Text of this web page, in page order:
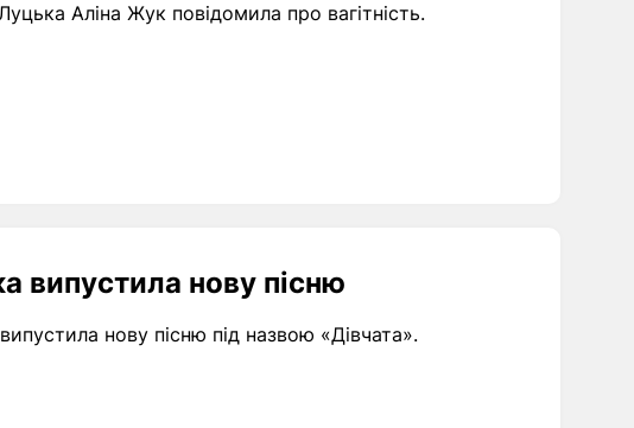
Аліна Жук повідомила про вагітність.
випустила нову пісню
нову пісню під назвою «Дівчата».